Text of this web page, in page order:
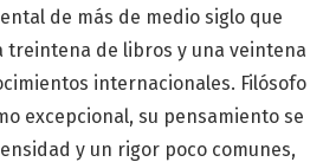
de más de medio siglo que
treintena de libros y una veintena
internacionales. Filósofo
excepcional, su pensamiento se
y un rigor poco comunes,